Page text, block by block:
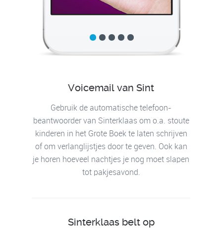
Voicemail van Sint
Gebruik de automatische telefoon-
beantwoorder van Sinterklaas om o.a. stoute
kinderen in het Grote Boek te laten schrijven
of om verlanglijstjes door te geven. Ook kan
je horen hoeveel nachtjes je nog moet slapen
tot pakjesavond.
Sinterklaas belt op